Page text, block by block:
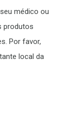
médico ou
produtos
Por favor,
local da